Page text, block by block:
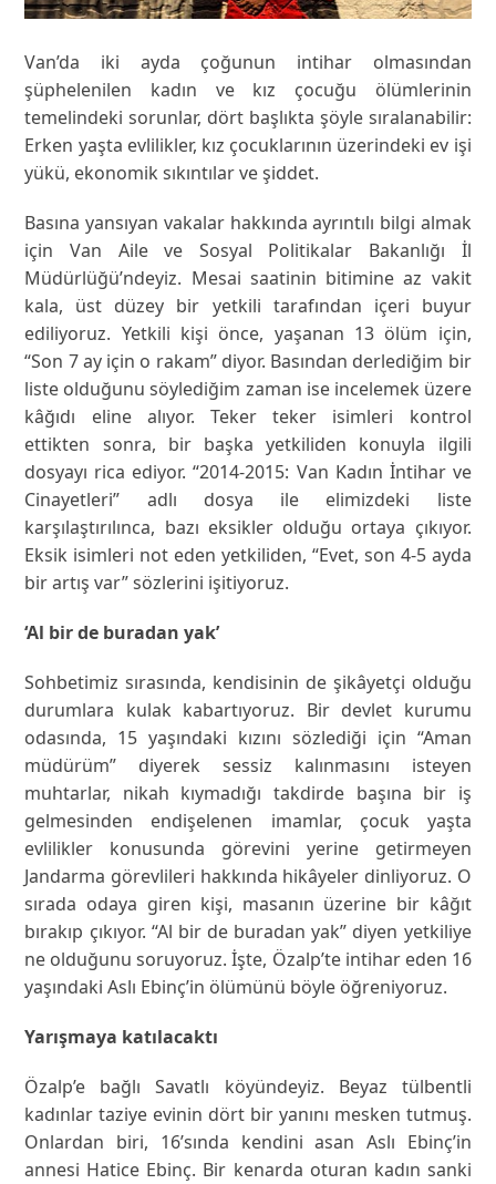
Van’da iki ayda çoğunun intihar olmasından
şüphelenilen kadın ve kız çocuğu ölümlerinin
temelindeki sorunlar, dört başlıkta şöyle sıralanabilir:
Erken yaşta evlilikler, kız çocuklarının üzerindeki ev işi
yükü, ekonomik sıkıntılar ve şiddet.
Basına yansıyan vakalar hakkında ayrıntılı bilgi almak
için Van Aile ve Sosyal Politikalar Bakanlığı İl
Müdürlüğü’ndeyiz. Mesai saatinin bitimine az vakit
kala, üst düzey bir yetkili tarafından içeri buyur
ediliyoruz. Yetkili kişi önce, yaşanan 13 ölüm için,
“Son 7 ay için o rakam” diyor. Basından derlediğim bir
liste olduğunu söylediğim zaman ise incelemek üzere
kâğıdı eline alıyor. Teker teker isimleri kontrol
ettikten sonra, bir başka yetkiliden konuyla ilgili
dosyayı rica ediyor. “2014-2015: Van Kadın İntihar ve
Cinayetleri” adlı dosya ile elimizdeki liste
karşılaştırılınca, bazı eksikler olduğu ortaya çıkıyor.
Eksik isimleri not eden yetkiliden, “Evet, son 4-5 ayda
bir artış var” sözlerini işitiyoruz.
‘Al bir de buradan yak’
Sohbetimiz sırasında, kendisinin de şikâyetçi olduğu
durumlara kulak kabartıyoruz. Bir devlet kurumu
odasında, 15 yaşındaki kızını sözlediği için “Aman
müdürüm” diyerek sessiz kalınmasını isteyen
muhtarlar, nikah kıymadığı takdirde başına bir iş
gelmesinden endişelenen imamlar, çocuk yaşta
evlilikler konusunda görevini yerine getirmeyen
Jandarma görevlileri hakkında hikâyeler dinliyoruz. O
sırada odaya giren kişi, masanın üzerine bir kâğıt
bırakıp çıkıyor. “Al bir de buradan yak” diyen yetkiliye
ne olduğunu soruyoruz. İşte, Özalp’te intihar eden 16
yaşındaki Aslı Ebinç’in ölümünü böyle öğreniyoruz.
Yarışmaya katılacaktı
Özalp’e bağlı Savatlı köyündeyiz. Beyaz tülbentli
kadınlar taziye evinin dört bir yanını mesken tutmuş.
Onlardan biri, 16’sında kendini asan Aslı Ebinç’in
annesi Hatice Ebinç. Bir kenarda oturan kadın sanki